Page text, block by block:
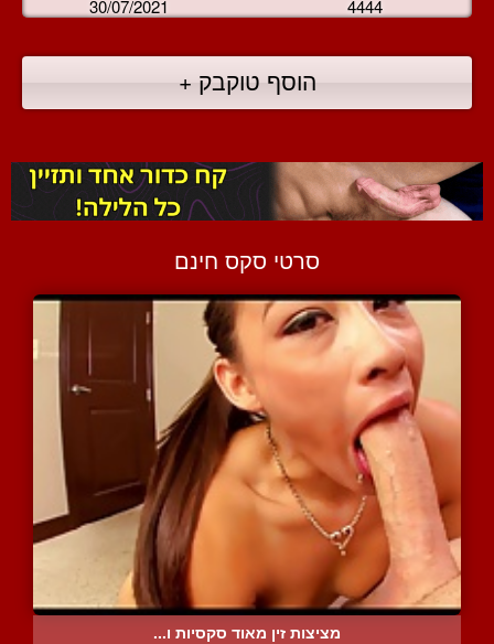
30/07/2021 4444
הוסף טוקבק +
סרטי סקס חינם
מציצות זין מאוד סקסיות ו...